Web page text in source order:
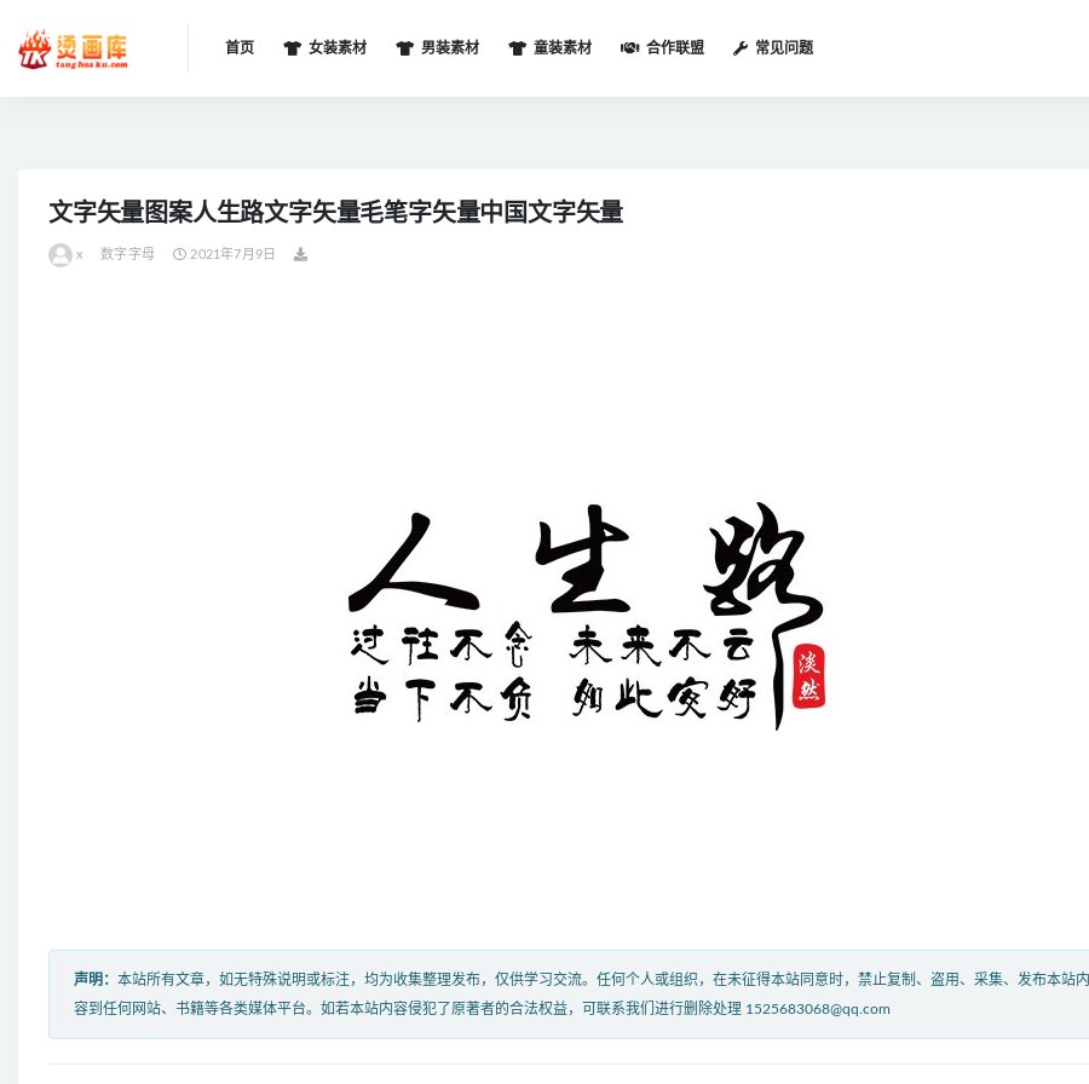
首页 女装素材 男装素材 童装素材 合作联盟 常见问题
文字矢量图案人生路文字矢量毛笔字矢量中国文字矢量
x 数字字母 2021年7月9日
声明： 本站所有文章，如无特殊说明或标注，均为收集整理发布，仅供学习交流。任何个人或组织，在未征得本站同意时，禁止复制、盗用、采集、发布本站内
容到任何网站、书籍等各类媒体平台。如若本站内容侵犯了原著者的合法权益，可联系我们进行删除处理 1525683068@qq.com